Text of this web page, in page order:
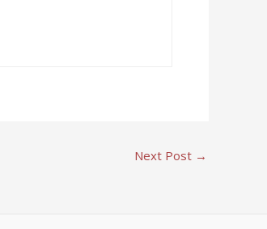
Next Post →